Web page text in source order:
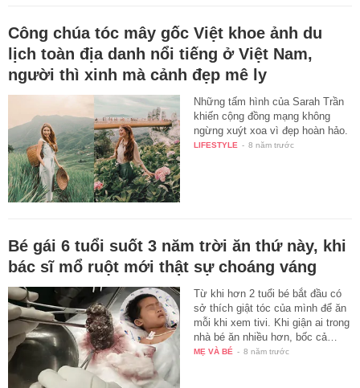
Công chúa tóc mây gốc Việt khoe ảnh du
lịch toàn địa danh nổi tiếng ở Việt Nam,
người thì xinh mà cảnh đẹp mê ly
Những tấm hình của Sarah Trần
khiến cộng đồng mạng không
ngừng xuýt xoa vì đẹp hoàn hảo.
LIFESTYLE - 8 năm trước
Bé gái 6 tuổi suốt 3 năm trời ăn thứ này, khi
bác sĩ mổ ruột mới thật sự choáng váng
Từ khi hơn 2 tuổi bé bắt đầu có
sở thích giật tóc của mình để ăn
mỗi khi xem tivi. Khi giận ai trong
nhà bé ăn nhiều hơn, bốc cả…
MẸ VÀ BÉ - 8 năm trước